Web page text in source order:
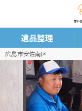
遺品整理
広島市安佐南区